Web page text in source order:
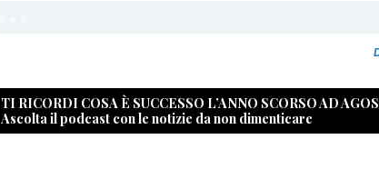
TI RICORDI COSA È SUCCESSO L’ANNO SCORSO AD
Ascolta il podcast con le notizie da non dimenticare